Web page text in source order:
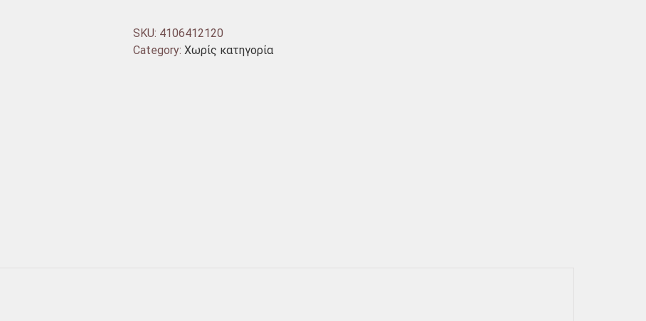
SKU: 4106412120
Category: Χωρίς κατηγορία